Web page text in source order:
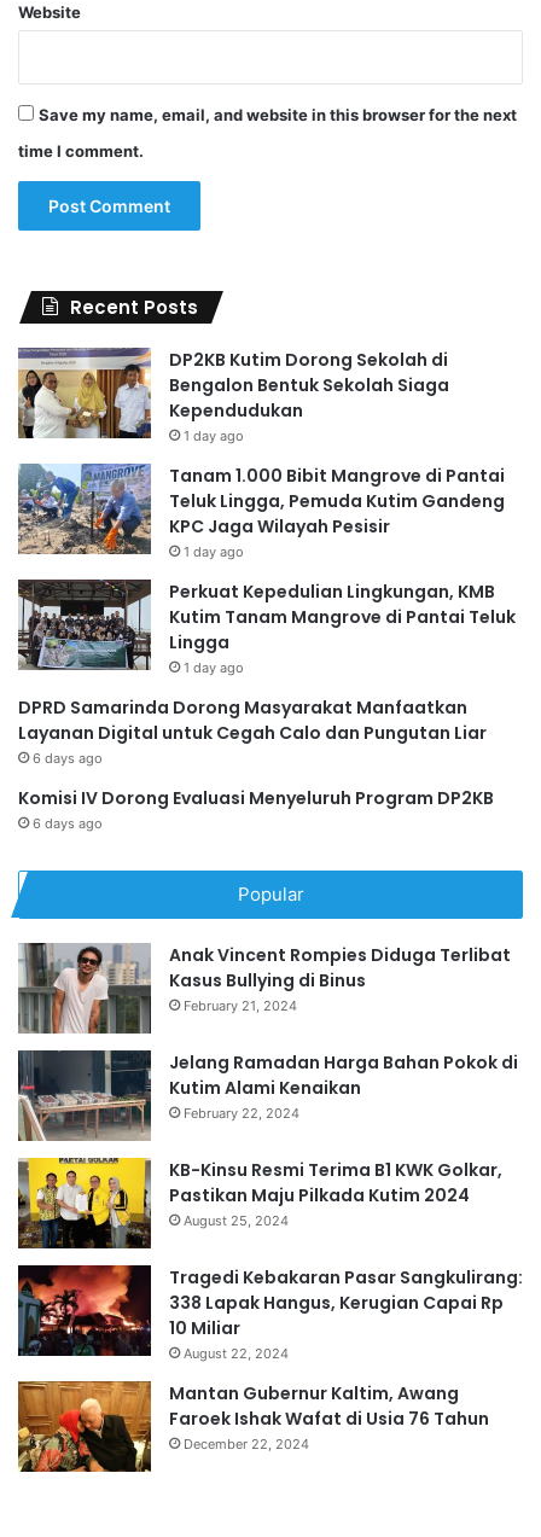
Website
Save my name, email, and website in this browser for the next
time I comment.
Recent Posts
DP2KB Kutim Dorong Sekolah di
Bengalon Bentuk Sekolah Siaga
Kependudukan
1 day ago
Tanam 1.000 Bibit Mangrove di Pantai
Teluk Lingga, Pemuda Kutim Gandeng
KPC Jaga Wilayah Pesisir
1 day ago
Perkuat Kepedulian Lingkungan, KMB
Kutim Tanam Mangrove di Pantai Teluk
Lingga
1 day ago
DPRD Samarinda Dorong Masyarakat Manfaatkan
Layanan Digital untuk Cegah Calo dan Pungutan Liar
6 days ago
Komisi IV Dorong Evaluasi Menyeluruh Program DP2KB
6 days ago
Popular
Anak Vincent Rompies Diduga Terlibat
Kasus Bullying di Binus
February 21, 2024
Jelang Ramadan Harga Bahan Pokok di
Kutim Alami Kenaikan
February 22, 2024
KB-Kinsu Resmi Terima B1 KWK Golkar,
Pastikan Maju Pilkada Kutim 2024
August 25, 2024
Tragedi Kebakaran Pasar Sangkulirang:
338 Lapak Hangus, Kerugian Capai Rp
10 Miliar
August 22, 2024
Mantan Gubernur Kaltim, Awang
Faroek Ishak Wafat di Usia 76 Tahun
December 22, 2024